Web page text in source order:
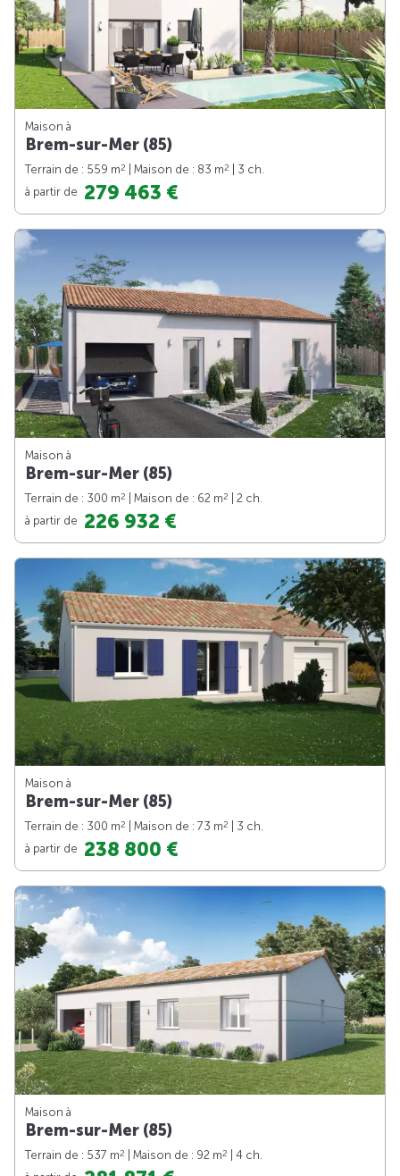
Maison à
Brem-sur-Mer (85)
Terrain de : 559 m2 | Maison de : 83 m2
| 3 ch.
à partir de 279 463 €
Maison à
Brem-sur-Mer (85)
Terrain de : 300 m2 | Maison de : 62 m2
| 2 ch.
à partir de 226 932 €
Maison à
Brem-sur-Mer (85)
Terrain de : 300 m2 | Maison de : 73 m2
| 3 ch.
à partir de 238 800 €
Maison à
Brem-sur-Mer (85)
Terrain de : 537 m2 | Maison de : 92 m2
| 4 ch.